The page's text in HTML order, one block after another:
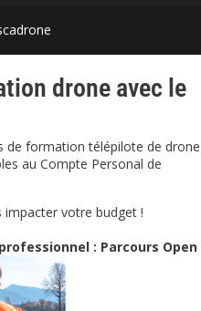
drone avec le
de formation télépilote de drone
au Compte Personal de
impacter votre budget !
: Parcours Open